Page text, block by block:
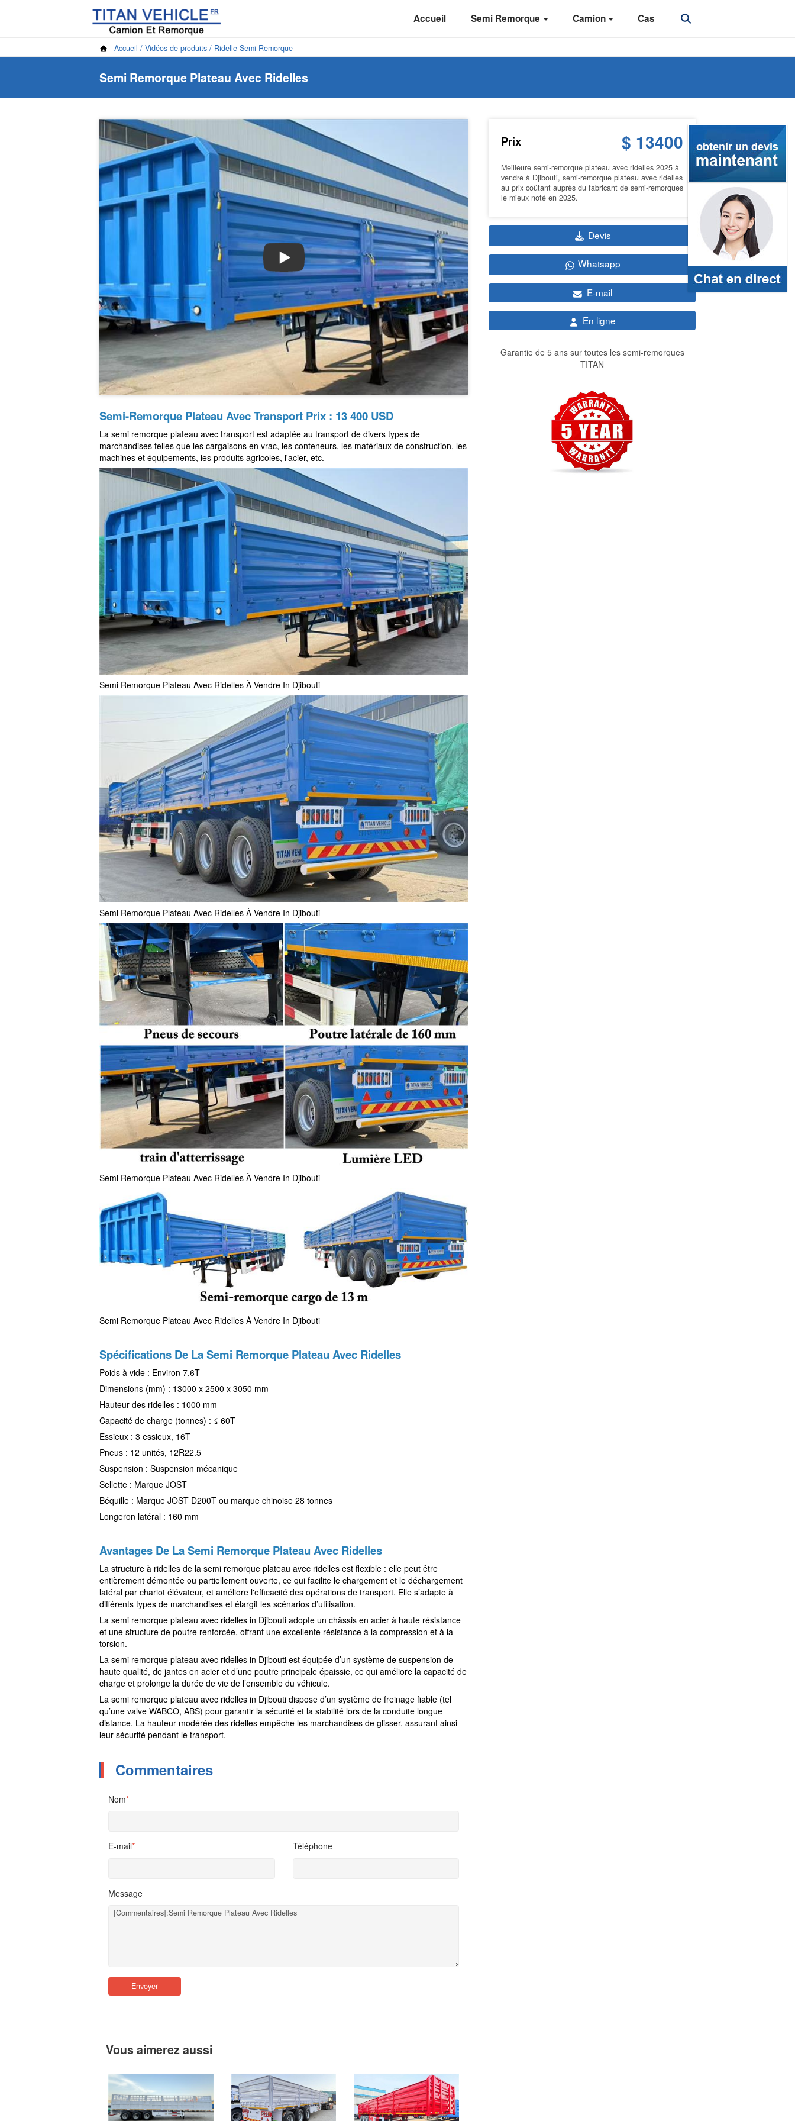
Accueil Semi Remorque Camion Cas
Accueil / Vidéos de produits / Ridelle Semi Remorque
Semi Remorque Plateau Avec Ridelles
Play
Semi-Remorque Plateau Avec Transport Prix : 13 400 USD
La semi remorque plateau avec transport est adaptée au transport de divers types de
marchandises telles que les cargaisons en vrac, les conteneurs, les matériaux de construction, les
machines et équipements, les produits agricoles, l'acier, etc.
Semi Remorque Plateau Avec Ridelles À Vendre In Djibouti
Semi Remorque Plateau Avec Ridelles À Vendre In Djibouti
Semi Remorque Plateau Avec Ridelles À Vendre In Djibouti
Semi Remorque Plateau Avec Ridelles À Vendre In Djibouti
Spécifications De La Semi Remorque Plateau Avec Ridelles
Poids à vide : Environ 7,6T
Dimensions (mm) : 13000 x 2500 x 3050 mm
Hauteur des ridelles : 1000 mm
Capacité de charge (tonnes) : ≤ 60T
Essieux : 3 essieux, 16T
Pneus : 12 unités, 12R22.5
Suspension : Suspension mécanique
Sellette : Marque JOST
Béquille : Marque JOST D200T ou marque chinoise 28 tonnes
Longeron latéral : 160 mm
Avantages De La Semi Remorque Plateau Avec Ridelles
La structure à ridelles de la semi remorque plateau avec ridelles est flexible : elle peut être
entièrement démontée ou partiellement ouverte, ce qui facilite le chargement et le déchargement
latéral par chariot élévateur, et améliore l'efficacité des opérations de transport. Elle s’adapte à
différents types de marchandises et élargit les scénarios d’utilisation.
La semi remorque plateau avec ridelles in Djibouti adopte un châssis en acier à haute résistance
et une structure de poutre renforcée, offrant une excellente résistance à la compression et à la
torsion.
La semi remorque plateau avec ridelles in Djibouti est équipée d’un système de suspension de
haute qualité, de jantes en acier et d’une poutre principale épaissie, ce qui améliore la capacité de
charge et prolonge la durée de vie de l’ensemble du véhicule.
La semi remorque plateau avec ridelles in Djibouti dispose d’un système de freinage fiable (tel
qu’une valve WABCO, ABS) pour garantir la sécurité et la stabilité lors de la conduite longue
distance. La hauteur modérée des ridelles empêche les marchandises de glisser, assurant ainsi
leur sécurité pendant le transport.
Commentaires
Nom*
E-mail* Téléphone
Message
Envoyer
Vous aimerez aussi
Prix $ 13400
Meilleure semi-remorque plateau avec ridelles 2025 à
vendre à Djibouti, semi-remorque plateau avec ridelles
au prix coûtant auprès du fabricant de semi-remorques
le mieux noté en 2025.
Devis
Whatsapp
E-mail
En ligne
Garantie de 5 ans sur toutes les semi-remorques
TITAN